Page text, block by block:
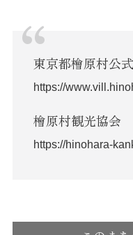
東京都檜原村公
https://
檜原村観光協会
https://hinohara-